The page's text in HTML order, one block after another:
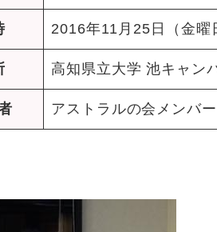
2016年11月25日（金曜
高知県立大学 池キャ
アストラルの会メンバ